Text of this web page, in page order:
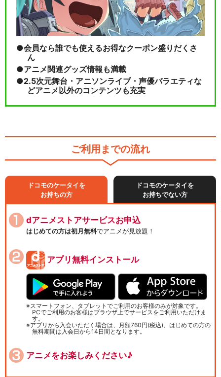
会員なら誰でも使えるお得なクーポン盛りだくさ
ん
アニメ関連グッズ情報も満載
2.5次元舞台・アニソンライブ・声優バラエティな
どアニメ以外のコンテンツも充実
ご利用までの流れ
ドコモのケータイを
お持ちの方
ドコモのケータイを
お持ちでない方
dアニメストアサービスお申込
はじめての方は初月無料でアニメが見放題！
アプリ無料インストール
スマートフォン、タブレットでご利用のお客様のみが対象です。
PCでご利用のお客様はブラウザ上でサービスをご利用いただけま
す。
アプリから入会いただく場合は、月額760円(税込)、はじめての方の
無料期間は入会日から14日間となります。
アニメをお楽しみください♪